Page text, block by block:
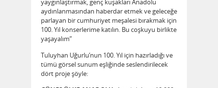
yaygınlaştırmak, genç kuşakları Anadolu
aydınlanmasından haberdar etmek ve geleceğe
parlayan bir cumhuriyet meşalesi bırakmak için
100. Yıl konserlerime katılın. Bu coşkuyu birlikte
yaşayalım”
Tuluyhan Uğurlu’nun 100. Yıl için hazırladığı ve
tümü görsel sunum eşliğinde seslendirilecek
dört proje şöyle: